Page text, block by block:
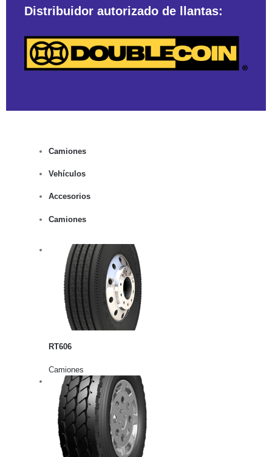
Distribuidor autorizado de llantas:
Camiones
Vehículos
Accesorios
Camiones
RT606
Camiones